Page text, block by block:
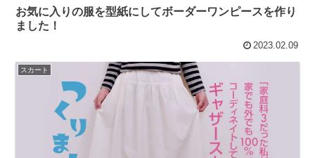
お気に入りの服を型紙にしてボーダーワンピースを作り
ました！
2023.02.09
スカート